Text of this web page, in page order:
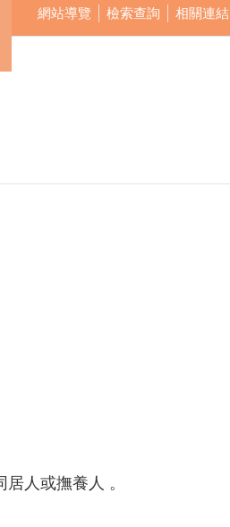
網站導覽 檢索查詢 相關連結
人或撫養人 。